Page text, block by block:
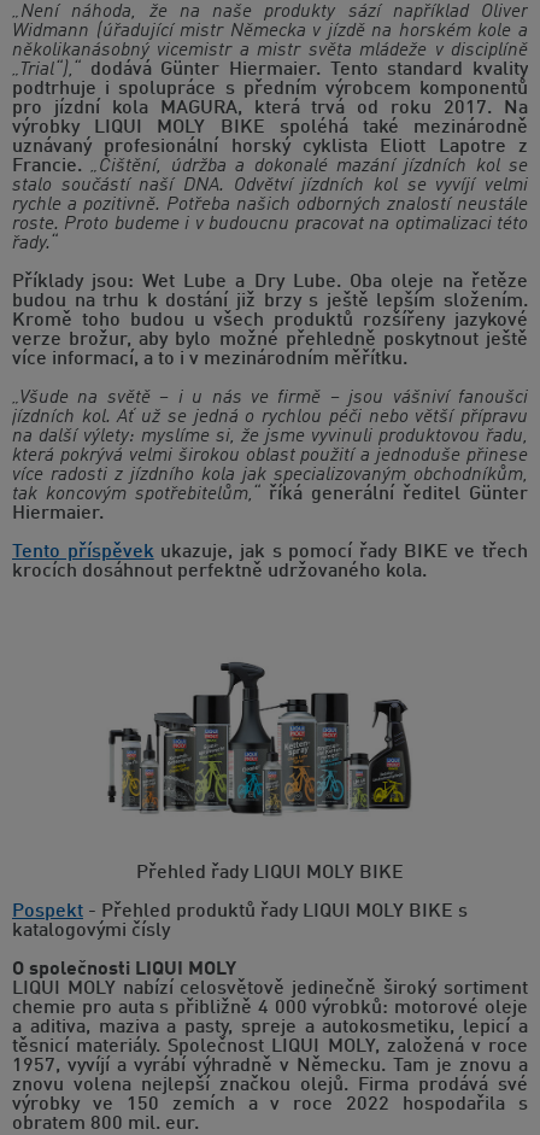
„Není náhoda, že na naše produkty sází například Oliver
Widmann (úřadující mistr Německa v jízdě na horském kole a
několikanásobný vicemistr a mistr světa mládeže v disciplíně
„Trial“),“ dodává Günter Hiermaier. Tento standard kvality
podtrhuje i spolupráce s předním výrobcem komponentů
pro jízdní kola MAGURA, která trvá od roku 2017. Na
výrobky LIQUI MOLY BIKE spoléhá také mezinárodně
uznávaný profesionální horský cyklista Eliott Lapotre z
Francie.„Čištění, údržba a dokonalé mazání jízdních kol se
stalo součástí naší DNA. Odvětví jízdních kol se vyvíjí velmi
rychle a pozitivně. Potřeba našich odborných znalostí neustále
roste. Proto budeme i v budoucnu pracovat na optimalizaci této
řady.“
Příklady jsou: Wet Lube a Dry Lube. Oba oleje na řetěze
budou na trhu k dostání již brzy s ještě lepším složením.
Kromě toho budou u všech produktů rozšířeny jazykové
verze brožur, aby bylo možné přehledně poskytnout ještě
více informací, a to i v mezinárodním měřítku.
„Všude na světě – i u nás ve firmě – jsou vášniví fanoušci
jízdních kol. Ať už se jedná o rychlou péči nebo větší přípravu
na další výlety: myslíme si, že jsme vyvinuli produktovou řadu,
která pokrývá velmi širokou oblast použití a jednoduše přinese
více radosti z jízdního kola jak specializovaným obchodníkům,
tak koncovým spotřebitelům,“ říká generální ředitel Günter
Hiermaier.
Tento příspěvek ukazuje, jak s pomocí řady BIKE ve třech
krocích dosáhnout perfektně udržovaného kola.
Přehled řady LIQUI MOLY BIKE
Pospekt - Přehled produktů řady LIQUI MOLY BIKE s
katalogovými čísly
O společnosti LIQUI MOLY
LIQUI MOLY nabízí celosvětově jedinečně široký sortiment
chemie pro auta s přibližně 4 000 výrobků: motorové oleje
a aditiva, maziva a pasty, spreje a autokosmetiku, lepicí a
těsnicí materiály. Společnost LIQUI MOLY, založená v roce
1957, vyvíjí a vyrábí výhradně v Německu. Tam je znovu a
znovu volena nejlepší značkou olejů. Firma prodává své
výrobky ve 150 zemích a v roce 2022 hospodařila s
obratem 800 mil. eur.